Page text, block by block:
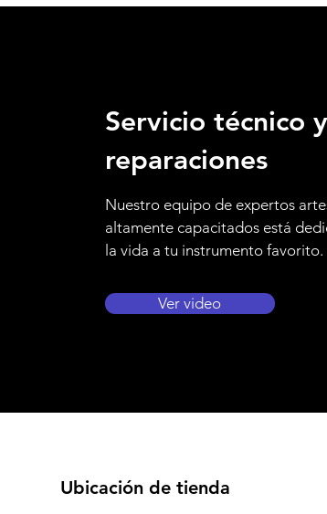
Servicio técnico y
reparaciones
Nuestro equipo de expertos
altamente capacitados está
la vida a tu instrumento favorito.
Ver video
Ubicación de tienda